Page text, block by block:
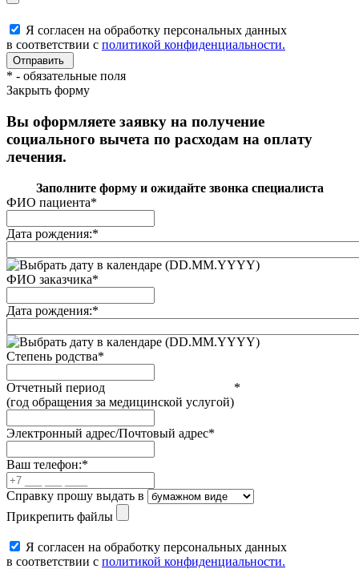
Я согласен на обработку персональных данных
в соответствии с политикой конфиденциальности.
* - обязательные поля
Закрыть форму
Вы оформляете заявку на получение
социального вычета по расходам на оплату
лечения.
Заполните форму и ожидайте звонка специалиста
ФИО пациента*
Дата рождения:*
(DD.MM.YYYY)
ФИО заказчика*
Дата рождения:*
(DD.MM.YYYY)
Степень родства*
Отчетный период
(год обращения за медицинской услугой)
*
Электронный адрес/Почтовый адрес*
Ваш телефон:*
Справку прошу выдать в
Прикрепить файлы
Я согласен на обработку персональных данных
в соответствии с политикой конфиденциальности.